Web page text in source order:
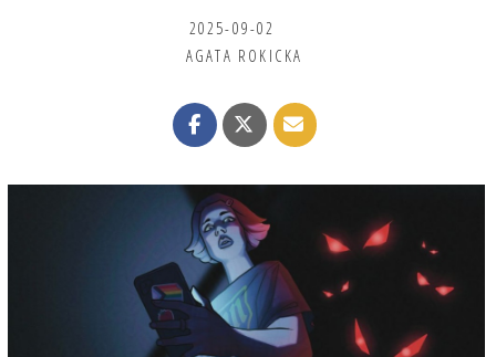
2025-09-02
AGATA ROKICKA